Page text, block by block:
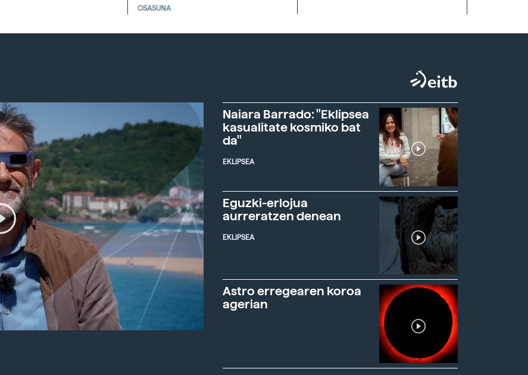
OSASUNA
Naiara Barrado: "Eklipsea
kasualitate kosmiko bat
da"
EKLIPSEA
Eguzki-erlojua
aurreratzen denean
EKLIPSEA
Astro erregearen koroa
agerian